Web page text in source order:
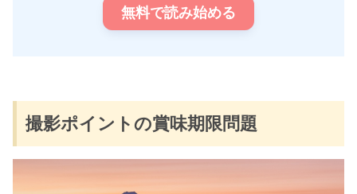
無料で読み始める
撮影ポイントの賞味期限問題